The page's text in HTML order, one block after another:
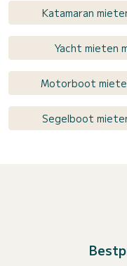
Katamaran
Yacht mieten
Motorboot
Segelboot